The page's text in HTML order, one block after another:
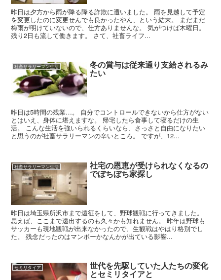
昨日は夕方から雨が降る降る詐欺に遭いました。 雨を見越して予定
を変更したのに変更せんでも良かったやん、という結末。 まだまだ
梅雨が明けていないので、仕方ありませんな。 気がつけば木曜日。
残り2日も流して働きます。 さて、社畜ライフ...
社畜サラリーマン生活 冬の賞与は従来通り支給されるみ
たい
昨日は5時間の残業…。 自分でコントロールできないから仕方がない
とはいえ、身体に堪えますな。 帰宅したら食事して寝るだけの生
活。 こんな生活を強いられるくらいなら、さっさと自由になりたい
と思うのが社畜サラリーマンの辛いところ。 ですが、12...
社畜サラリーマン生活 社宅の恩恵が受けられなくなるの
でぼちぼち家探し
昨日は埼玉県所沢市まで遠征をして、野球観戦に行ってきました。
思えば、ここまで遠出するのも久々かも知れません。 昨年は野球も
サッカーも現地観戦が出来なかったので、生観戦はやはり格別でし
た。 残念だったのはマンボーかなんかが出ている影響...
セミリタイア 世代を先駆していた人たちの変化
とセミリタイアと